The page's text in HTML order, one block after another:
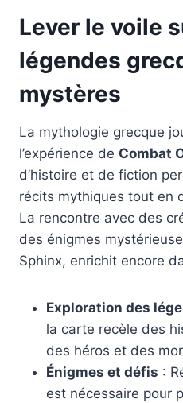
Lever le voile
légendes
mystères
La mythologie grecque
l’expérience de Combat
d’histoire et de fiction
récits mythiques tout en
La rencontre avec des
des énigmes
Sphinx, enrichit encore
Exploration des
la carte recèle des
des héros et des
Énigmes et défis :
est nécessaire pour